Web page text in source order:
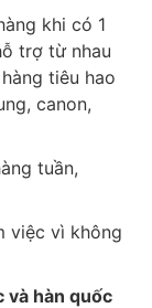
khi có 1
trợ từ nhau
tiêu hao
canon,
tuần,
việc vì không
và hàn quốc